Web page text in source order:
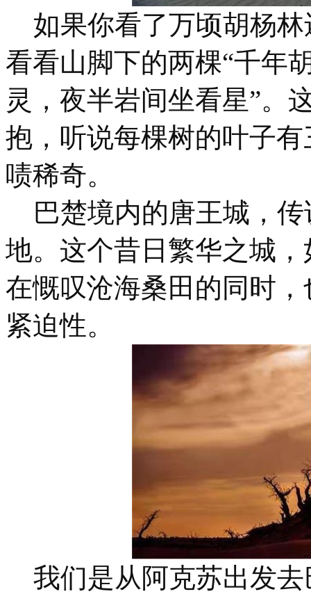
如果你看了万顷胡杨林
看看山脚下的两棵“千年
灵，夜半岩间坐看星”。
抱，听说每棵树的叶子
啧稀奇。
巴楚境内的唐王城，传
地。这个昔日繁华之城
在慨叹沧海桑田的同时
紧迫性。
我们是从阿克苏出发去